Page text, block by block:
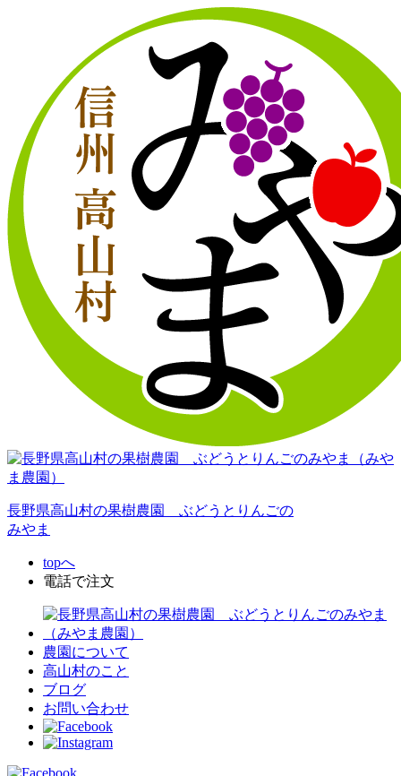
長野県高山村の果樹農園 ぶどうとりんごの
みやま
topへ
電話で注文
農園について
高山村のこと
ブログ
お問い合わせ